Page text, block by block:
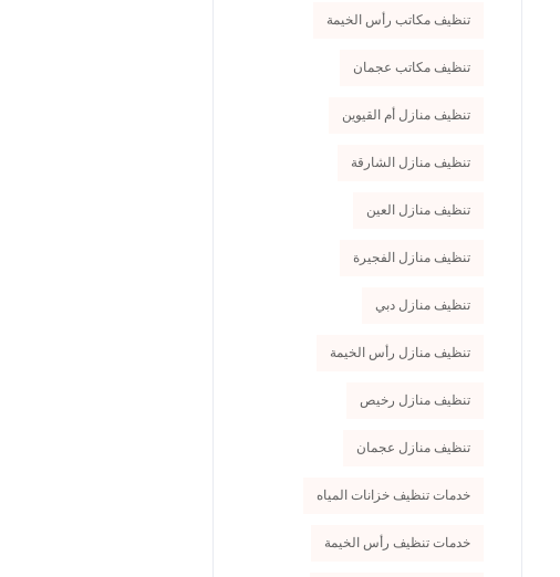
تنظيف مكاتب رأس الخيمة
تنظيف مكاتب عجمان
تنظيف منازل أم القيوين
تنظيف منازل الشارقة
تنظيف منازل العين
تنظيف منازل الفجيرة
تنظيف منازل دبي
تنظيف منازل رأس الخيمة
تنظيف منازل رخيص
تنظيف منازل عجمان
خدمات تنظيف خزانات المياه
خدمات تنظيف رأس الخيمة